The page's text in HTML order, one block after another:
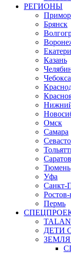
РЕГИОНЫ
Брянск
Казань
Омск
Самара
Саратов
Тюмень
Уфа
Санкт-
Пермь
ДЕТИ